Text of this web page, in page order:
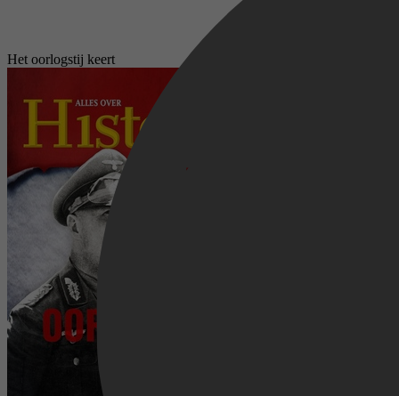
Het oorlogstij keert